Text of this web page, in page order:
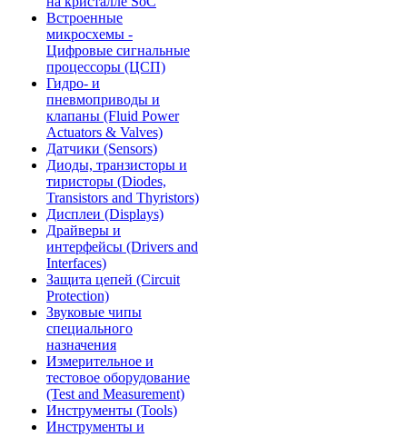
Встроенные
микросхемы -
Цифровые сигнальные
процессоры (ЦСП)
Гидро- и
пневмоприводы и
клапаны (Fluid Power
Actuators & Valves)
Датчики (Sensors)
Диоды, транзисторы и
тиристоры (Diodes,
Transistors and Thyristors)
Дисплеи (Displays)
Драйверы и
интерфейсы (Drivers and
Interfaces)
Защита цепей (Circuit
Protection)
Звуковые чипы
специального
назначения
Измерительное и
тестовое оборудование
(Test and Measurement)
Инструменты (Tools)
Инструменты и